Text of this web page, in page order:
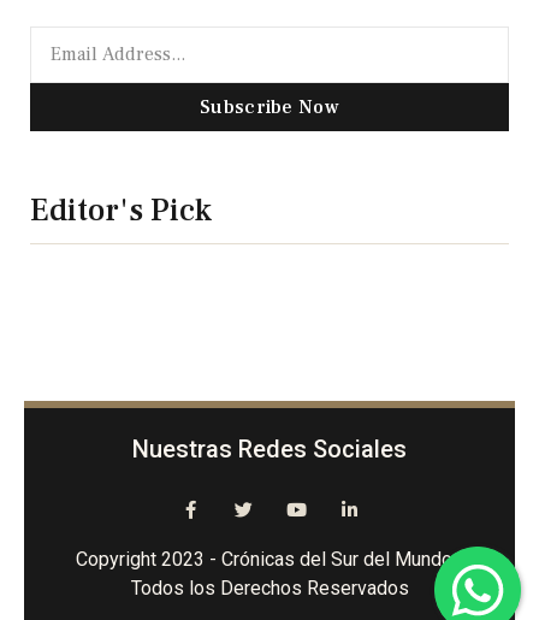
Subscribe Now
Editor's Pick
Nuestras Redes Sociales
Copyright 2023 - Crónicas del Sur del Mundo -
Todos los Derechos Reservados